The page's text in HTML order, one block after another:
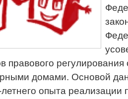
правового
домами. Основой
опыта